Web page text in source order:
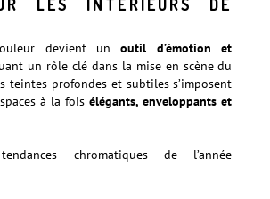
LES INTÉRIEURS DE
devient unoutil d’émotion et
un rôle clé dans la mise en scène du
teintes profondes et subtiles s’imposent
à la foisélégants, enveloppants et
chromatiques de l’année